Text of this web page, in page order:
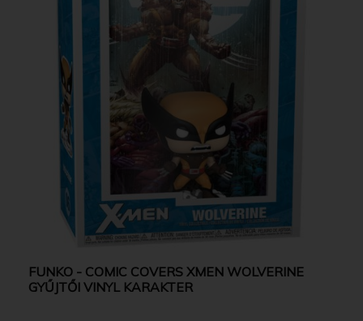
FUNKO - COMIC COVERS XMEN WOLVERINE
GYŰJTŐI VINYL KARAKTER